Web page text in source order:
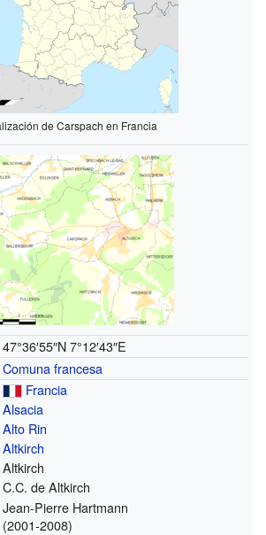
de Carspach en Francia
47°36′55″N 7°12′43″E
Comuna francesa
Francia
Alsacia
Alto Rin
Altkirch
Altkirch
C.C. de Altkirch
Jean-Pierre Hartmann
(2001-2008)